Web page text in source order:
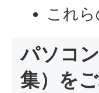
これ
パソコ
集）を